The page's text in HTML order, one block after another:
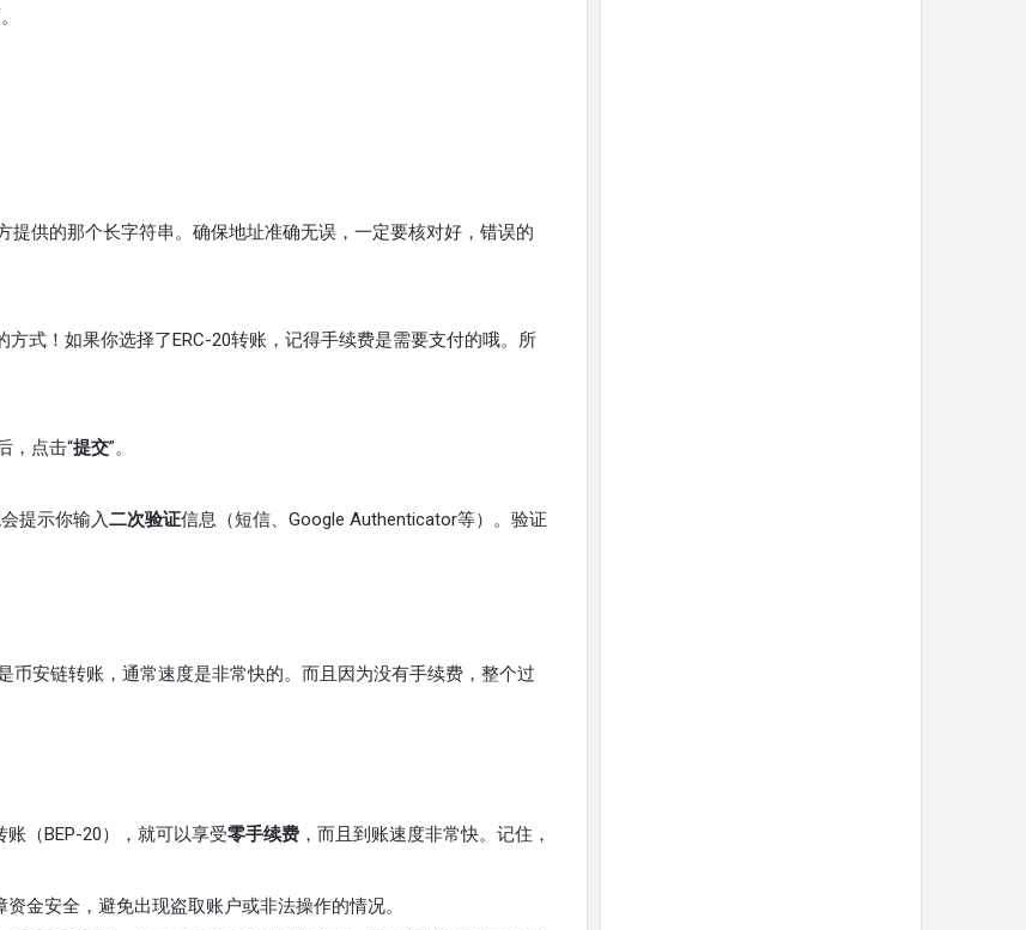
提供的那个长字符串。确保地址准确无误，一定要核对好，错误的
方式！如果你选择了ERC-20转账，记得手续费是需要支付的哦。所
，点击“提交”。
提示你输入二次验证信息（短信、Google Authenticator等）。验证
币安链转账，通常速度是非常快的。而且因为没有手续费，整个过
（BEP-20），就可以享受零手续费 ，而且到账速度非常快。记住，
金安全，避免出现盗取账户或非法操作的情况。